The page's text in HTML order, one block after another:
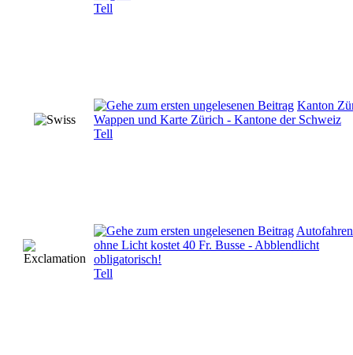
Tell
Kanton
Wappen und Karte Zürich - Kantone der Schweiz
Tell
Autofahren
ohne Licht kostet 40 Fr. Busse - Abblendlicht
obligatorisch!
Tell